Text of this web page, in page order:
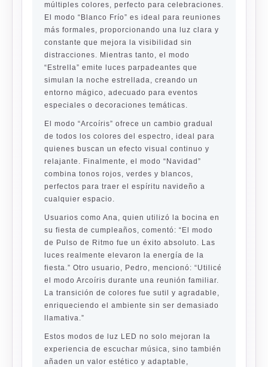
múltiples colores, perfecto para celebraciones.
El modo “Blanco Frío” es ideal para reuniones
más formales, proporcionando una luz clara y
constante que mejora la visibilidad sin
distracciones. Mientras tanto, el modo
“Estrella” emite luces parpadeantes que
simulan la noche estrellada, creando un
entorno mágico, adecuado para eventos
especiales o decoraciones temáticas.
El modo “Arcoíris” ofrece un cambio gradual
de todos los colores del espectro, ideal para
quienes buscan un efecto visual continuo y
relajante. Finalmente, el modo “Navidad”
combina tonos rojos, verdes y blancos,
perfectos para traer el espíritu navideño a
cualquier espacio.
Usuarios como Ana, quien utilizó la bocina en
su fiesta de cumpleaños, comentó: “El modo
de Pulso de Ritmo fue un éxito absoluto. Las
luces realmente elevaron la energía de la
fiesta.” Otro usuario, Pedro, mencionó: “Utilicé
el modo Arcoíris durante una reunión familiar.
La transición de colores fue sutil y agradable,
enriqueciendo el ambiente sin ser demasiado
llamativa.”
Estos modos de luz LED no solo mejoran la
experiencia de escuchar música, sino también
añaden un valor estético y adaptable,